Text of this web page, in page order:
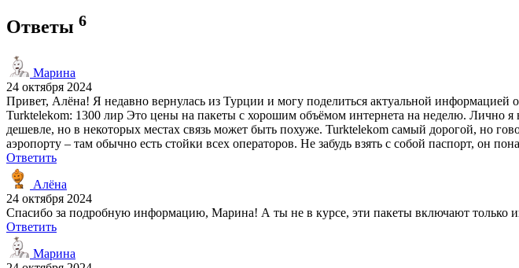
Ответы 6
Марина
24 октября 2024
Привет, Алёна! Я недавно вернулась из Турции и могу поделиться актуальной информацией
Turktelekom: 1300 лир Это цены на пакеты с хорошим объёмом интернета на неделю. Лично
дешевле, но в некоторых местах связь может быть похуже. Turktelekom самый дорогой, но
аэропорту – там обычно есть стойки всех операторов. Не забудь взять с собой паспорт, он
Ответить
Алёна
24 октября 2024
Спасибо за подробную информацию, Марина! А ты не в курсе, эти пакеты включают только
Ответить
Марина